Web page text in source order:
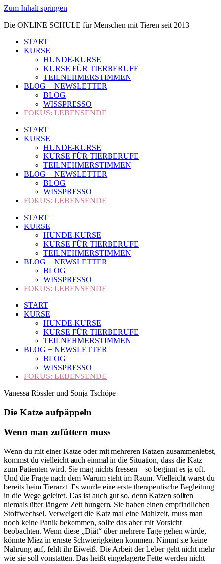
Zum Inhalt springen
Die ONLINE SCHULE für Menschen mit Tieren seit 2013
START
KURSE
HUNDE-KURSE
KURSE FÜR TIERBERUFE
TEILNEHMERSTIMMEN
BLOG + NEWSLETTER
BLOG
WISSPRESSO
FOKUS: LEBENSENDE
START
KURSE
HUNDE-KURSE
KURSE FÜR TIERBERUFE
TEILNEHMERSTIMMEN
BLOG + NEWSLETTER
BLOG
WISSPRESSO
FOKUS: LEBENSENDE
START
KURSE
HUNDE-KURSE
KURSE FÜR TIERBERUFE
TEILNEHMERSTIMMEN
BLOG + NEWSLETTER
BLOG
WISSPRESSO
FOKUS: LEBENSENDE
START
KURSE
HUNDE-KURSE
KURSE FÜR TIERBERUFE
TEILNEHMERSTIMMEN
BLOG + NEWSLETTER
BLOG
WISSPRESSO
FOKUS: LEBENSENDE
Vanessa Rössler und Sonja Tschöpe
Die Katze aufpäppeln
Wenn man zufüttern muss
Wenn du mit einer Katze oder mit mehreren Katzen zusammenlebst,
kommst du vielleicht auch einmal in die Situation, dass die Katz
zum Patienten wird. Sie mag nichts fressen – so beginnt es ja oft.
Und die Frage nach dem Warum steht im Raum. Vielleicht warst du
bereits beim Tierarzt. Es wurde eine erste therapeutische Begleitung
in die Wege geleitet. Das ist auch gut so, denn Katzen sollten
niemals über längere Zeit hungern. Sie haben einen empfindlichen
Stoffwechsel. Verweigert die Katz mal eine Mahlzeit, muss man
noch keine Panik bekommen, sollte das aber mit Vorsicht
beobachten. Wenn diese „Diät“ über mehrere Tage gehen würde,
könnte Miez in ernste Schwierigkeiten kommen. Nimmt sie keine
Nahrung auf, fehlt ihr Eiweiß. Die Arbeit der Leber geht nicht mehr
wie sie soll vonstatten. Das heißt eingelagerte Fette werden nicht